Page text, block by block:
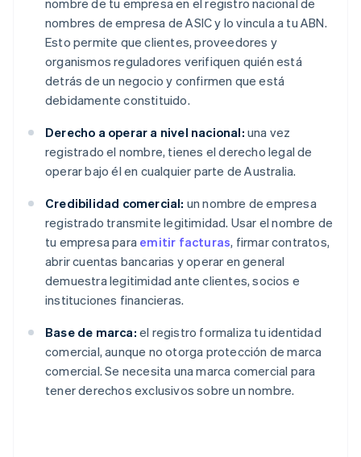
nombre de tu empresa en el registro nacional de
nombres de empresa de ASIC y lo vincula a tu ABN.
Esto permite que clientes, proveedores y
organismos reguladores verifiquen quién está
detrás de un negocio y confirmen que está
debidamente constituido.
Derecho a operar a nivel nacional: una vez
registrado el nombre, tienes el derecho legal de
operar bajo él en cualquier parte de Australia.
Credibilidad comercial: un nombre de empresa
registrado transmite legitimidad. Usar el nombre de
tu empresa para emitir facturas, firmar contratos,
abrir cuentas bancarias y operar en general
demuestra legitimidad ante clientes, socios e
instituciones financieras.
Base de marca: el registro formaliza tu identidad
comercial, aunque no otorga protección de marca
comercial. Se necesita una marca comercial para
tener derechos exclusivos sobre un nombre.